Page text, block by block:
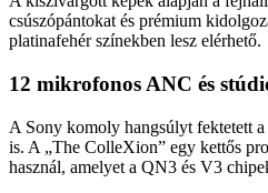
csúszópántokat és prémium
platinafehér színekben lesz elérhető.
12 mikrofonos ANC és
A Sony komoly hangsúlyt fektetett a
is. A „The ColleXion” egy kettős
használ, amelyet a QN3 és V3